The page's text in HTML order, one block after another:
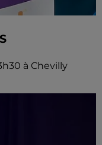
à Chevilly